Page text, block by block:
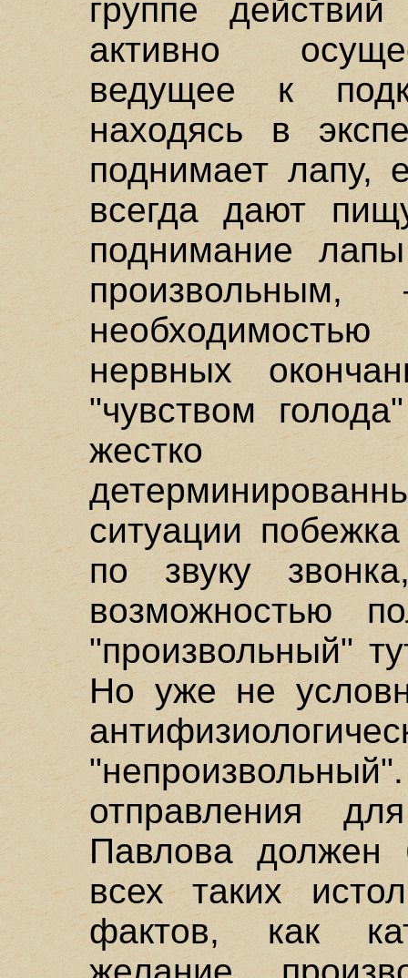
группе
активно
ведущее к
находясь в
поднимает лапу,
всегда дают
поднимание
нервных
"чувством
жестко
ситуации
по звуку
возможностью
"произвольный"
Но уже не
отправления
Павлова должен
всех таких
фактов, как